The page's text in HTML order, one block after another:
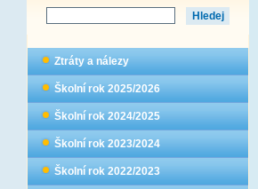
Ztráty a nálezy
Školní rok 2025/2026
Školní rok 2024/2025
Školní rok 2023/2024
Školní rok 2022/2023